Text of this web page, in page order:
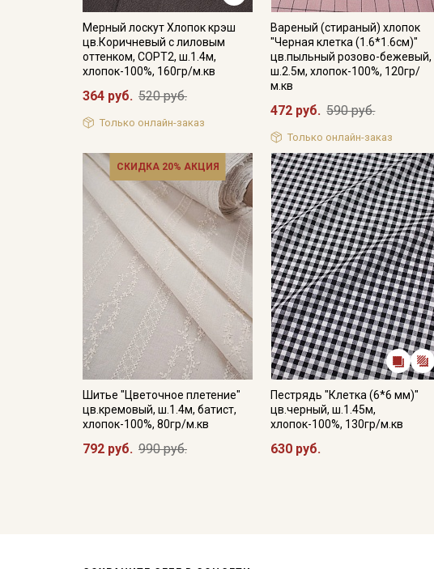
Мерный лоскут Хлопок крэш
цв.Коричневый с лиловым
оттенком, СОРТ2, ш.1.4м,
хлопок-100%, 160гр/м.кв
364 руб. 520 руб.
Только онлайн-заказ
Вареный (стираный) хлопок
"Черная клетка (1.6*1.6см)"
цв.пыльный розово-бежевый,
ш.2.5м, хлопок-100%, 120гр/
м.кв
472 руб. 590 руб.
Только онлайн-заказ
СКИДКА 20% АКЦИЯ
Шитье "Цветочное плетение"
цв.кремовый, ш.1.4м, батист,
хлопок-100%, 80гр/м.кв
792 руб. 990 руб.
Пестрядь "Клетка (6*6 мм)"
цв.черный, ш.1.45м,
хлопок-100%, 130гр/м.кв
630 руб.